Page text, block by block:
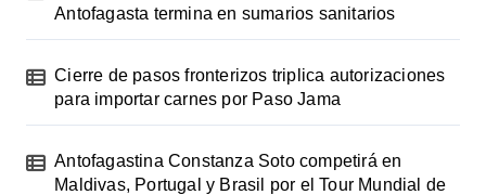
Antofagasta termina en sumarios sanitarios
Cierre de pasos fronterizos triplica autorizaciones
para importar carnes por Paso Jama
Antofagastina Constanza Soto competirá en
Maldivas, Portugal y Brasil por el Tour Mundial de